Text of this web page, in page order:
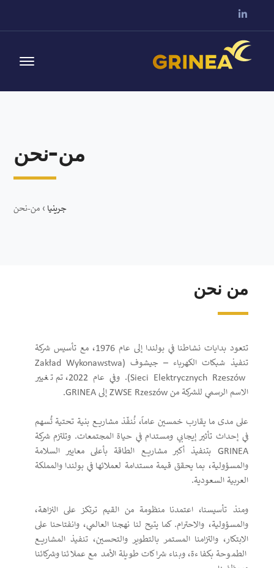
من-نحن
جرينيا › من-نحن
من نحن
تتعود بدايات نشاطنا في بولندا إلى عام 1976، مع تأسيس شركة
تنفيذ شبكات الكهرباء – جيشوف (Zakład Wykonawstwa
Sieci Elektrycznych Rzeszów). وفي عام 2022، تم تغيير
الاسم الرسمي للشركة من ZWSE Rzeszów إلى GRINEA.
على مدى ما يقارب خمسين عاماً، نُنفّذ مشاريع بنية تحتية تُسهم
في إحداث تأثير إيجابي ومستدام في حياة المجتمعات. وتلتزم شركة
GRINEA بتنفيذ أكبر مشاريع الطاقة بأعلى معايير السلامة
والمسؤولية، بما يحقق قيمة مستدامة لعملائها في بولندا والمملكة
العربية السعودية.
ومنذ تأسيسنا، اعتمدنا منظومة من القيم ترتكز على النزاهة،
والمسؤولية، والاحترام. كما يتيح لنا نهجنا العالمي، وانفتاحنا على
الابتكار، والتزامنا المستمر بالتطوير والتحسين، تنفيذ المشاريع
الطموحة بكفاءة، وبناء شراكات طويلة الأمد مع عملائنا وشركائنا